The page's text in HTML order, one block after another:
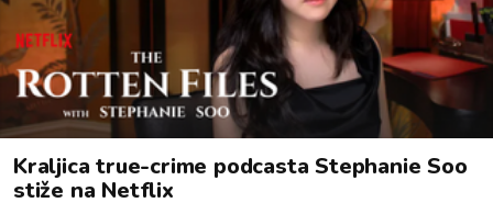
Kraljica true-crime podcasta Stephanie Soo
stiže na Netflix